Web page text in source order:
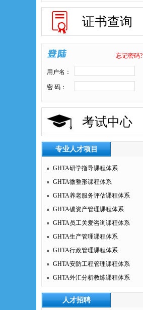
证书查询
忘记密码?
用户名：
密 码：
考试中心
专业人才项目
GHTA研学指导课程体系
GHTA微整形课程体系
GHTA养老服务评估课程体系
GHTA碳资产管理课程体系
GHTA员工关爱咨询课程体系
GHTA生产管理课程体系
GHTA行政管理课程体系
GHTA安防工程管理课程体系
GHTA外汇分析教练课程体系
人才招聘